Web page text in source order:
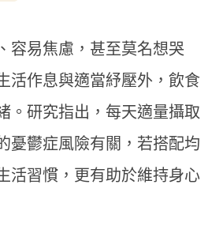
容易焦慮，甚至莫名想哭
活作息與適當紓壓外，飲食
。研究指出，每天適量攝取
憂鬱症風險有關，若搭配均
活習慣，更有助於維持身心